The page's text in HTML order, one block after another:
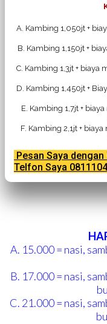
A. Kambing 1,050jt +
B. Kambing 1,150jt +
C. Kambing 1,3jt + biaya
D. Kambing 1,450jt +
E. Kambing 1,7jt +
F. Kambing 2,1jt +
Pesan Saya dengan
Telfon Saya
A. 15.000 = nasi,
B. 17.000 = nasi,
C. 21.000 = nasi,